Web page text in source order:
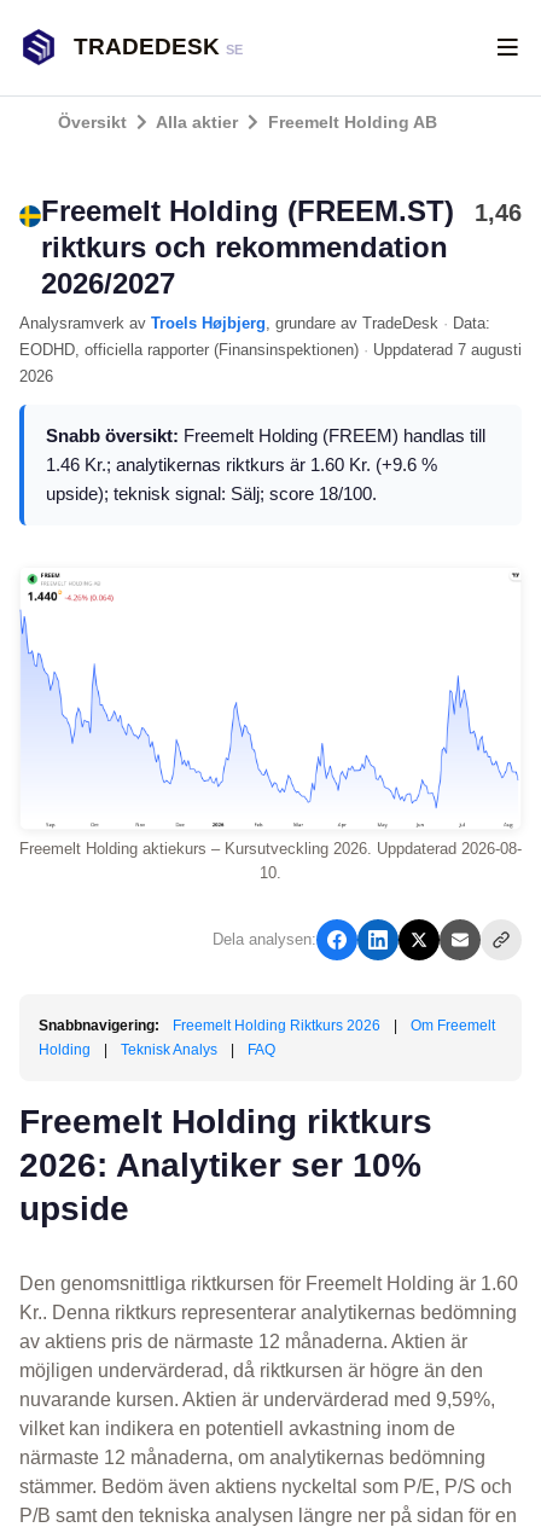
TRADEDESK SE
Översikt Alla aktier Freemelt Holding AB
Freemelt Holding (FREEM.ST)
riktkurs och rekommendation
2026/2027
1,46
Analysramverk av Troels Højbjerg, grundare av TradeDesk · Data:
EODHD, officiella rapporter (Finansinspektionen) · Uppdaterad 7 augusti
2026
Snabb översikt: Freemelt Holding (FREEM) handlas till
1.46 Kr.; analytikernas riktkurs är 1.60 Kr. (+9.6 %
upside); teknisk signal: Sälj; score 18/100.
Freemelt Holding aktiekurs – Kursutveckling 2026. Uppdaterad 2026-08-
10.
Dela analysen:
Snabbnavigering: Freemelt Holding Riktkurs 2026
Om Freemelt
Holding
Teknisk Analys FAQ
Freemelt Holding riktkurs
2026: Analytiker ser 10%
upside
Den genomsnittliga riktkursen för Freemelt Holding är 1.60
Kr.. Denna riktkurs representerar analytikernas bedömning
av aktiens pris de närmaste 12 månaderna. Aktien är
möjligen undervärderad, då riktkursen är högre än den
nuvarande kursen. Aktien är undervärderad med 9,59%,
vilket kan indikera en potentiell avkastning inom de
närmaste 12 månaderna, om analytikernas bedömning
stämmer. Bedöm även aktiens nyckeltal som P/E, P/S och
P/B samt den tekniska analysen längre ner på sidan för en